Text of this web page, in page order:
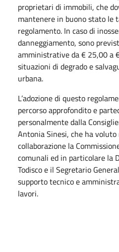
proprietari di immobili, che
mantenere in buono stato le
regolamento. In caso di
danneggiamento, sono
amministrative da € 25,00 a
situazioni di degrado e
urbana.
L’adozione di questo
percorso approfondito e
personalmente dalla
Antonia Sinesi, che ha
collaborazione la
comunali ed in particolare la
Todisco e il Segretario
supporto tecnico e
lavori.